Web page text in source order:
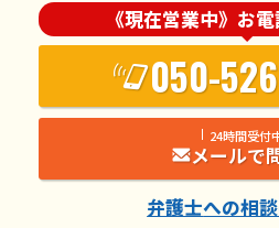
《現在営業中》お
050-
24時間受付
メールで
弁護士への相